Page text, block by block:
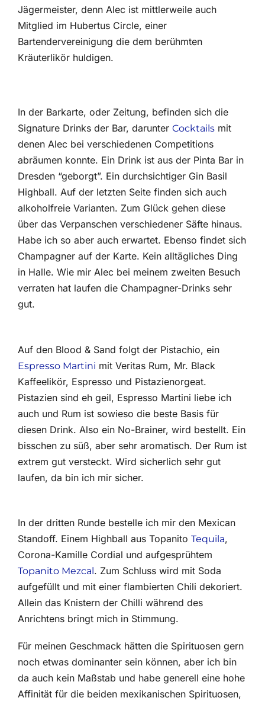
Jägermeister, denn Alec ist mittlerweile auch
Mitglied im Hubertus Circle, einer
Bartendervereinigung die dem berühmten
Kräuterlikör huldigen.
In der Barkarte, oder Zeitung, befinden sich die
Signature Drinks der Bar, darunter Cocktails mit
denen Alec bei verschiedenen Competitions
abräumen konnte. Ein Drink ist aus der Pinta Bar in
Dresden “geborgt”. Ein durchsichtiger Gin Basil
Highball. Auf der letzten Seite finden sich auch
alkoholfreie Varianten. Zum Glück gehen diese
über das Verpanschen verschiedener Säfte hinaus.
Habe ich so aber auch erwartet. Ebenso findet sich
Champagner auf der Karte. Kein alltägliches Ding
in Halle. Wie mir Alec bei meinem zweiten Besuch
verraten hat laufen die Champagner-Drinks sehr
gut.
Auf den Blood & Sand folgt der Pistachio, ein
Espresso Martini mit Veritas Rum, Mr. Black
Kaffeelikör, Espresso und Pistazienorgeat.
Pistazien sind eh geil, Espresso Martini liebe ich
auch und Rum ist sowieso die beste Basis für
diesen Drink. Also ein No-Brainer, wird bestellt. Ein
bisschen zu süß, aber sehr aromatisch. Der Rum ist
extrem gut versteckt. Wird sicherlich sehr gut
laufen, da bin ich mir sicher.
In der dritten Runde bestelle ich mir den Mexican
Standoff. Einem Highball aus Topanito Tequila,
Corona-Kamille Cordial und aufgesprühtem
Topanito Mezcal. Zum Schluss wird mit Soda
aufgefüllt und mit einer flambierten Chili dekoriert.
Allein das Knistern der Chilli während des
Anrichtens bringt mich in Stimmung.
Für meinen Geschmack hätten die Spirituosen gern
noch etwas dominanter sein können, aber ich bin
da auch kein Maßstab und habe generell eine hohe
Affinität für die beiden mexikanischen Spirituosen,